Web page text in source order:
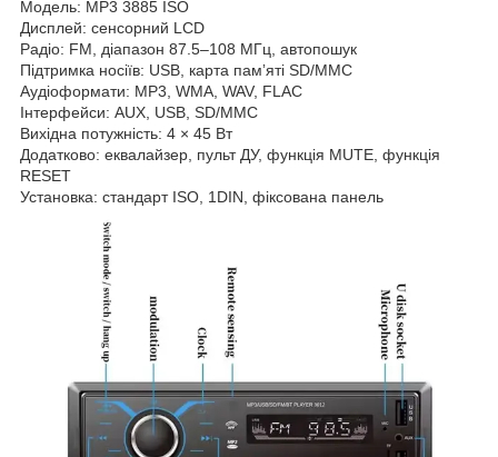
Модель: MP3 3885 ISO
Дисплей: сенсорний LCD
Радіо: FM, діапазон 87.5–108 МГц, автопошук
Підтримка носіїв: USB, карта памʼяті SD/MMC
Аудіоформати: MP3, WMA, WAV, FLAC
Інтерфейси: AUX, USB, SD/MMC
Вихідна потужність: 4 × 45 Вт
Додатково: еквалайзер, пульт ДУ, функція MUTE, функція
RESET
Установка: стандарт ISO, 1DIN, фіксована панель